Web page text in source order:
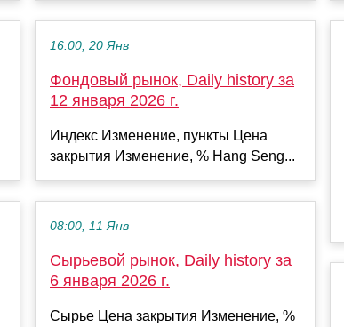
16:00, 20 Янв
Фондовый рынок, Daily history за
12 января 2026 г.
Индекс Изменение, пункты Цена
закрытия Изменение, % Hang Seng...
08:00, 11 Янв
Сырьевой рынок, Daily history за
6 января 2026 г.
Сырье Цена закрытия Изменение, %